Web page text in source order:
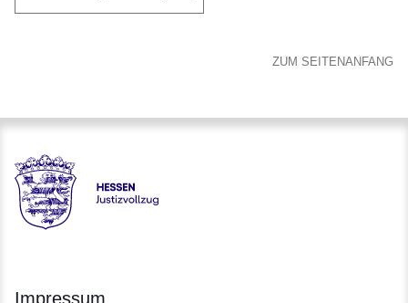
ZUM SEITENANFANG
Hessen - Justizvollzug Hessen
Impressum